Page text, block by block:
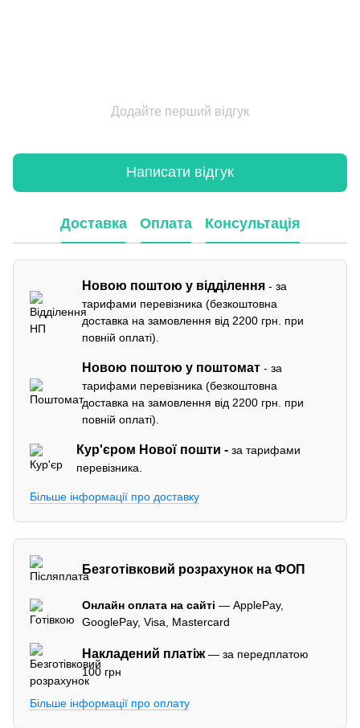
Додайте перший відгук
Написати відгук
Доставка Оплата Консультація
Новою поштою у відділення - за
тарифами перевізника (безкоштовна
доставка на замовлення від 2200 грн. при
повній оплаті).
Новою поштою у поштомат - за
тарифами перевізника (безкоштовна
доставка на замовлення від 2200 грн. при
повній оплаті).
Кур'єром Нової пошти -за тарифами
перевізника.
Більше інформації про доставку
Безготівковий розрахунок на ФОП
Онлайн оплата на сайті — ApplePay,
GooglePay, Visa, Mastercard
Накладений платіж— за передплатою
100 грн
Більше інформації про оплату